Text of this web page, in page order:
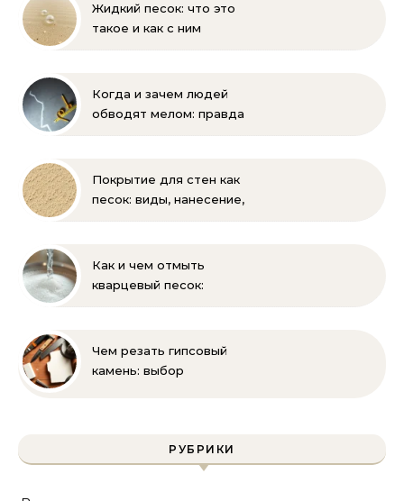
Жидкий песок: что это
такое и как с ним
Когда и зачем людей
обводят мелом: правда
Покрытие для стен как
песок: виды, нанесение,
Как и чем отмыть
кварцевый песок:
Чем резать гипсовый
камень: выбор
РУБРИКИ